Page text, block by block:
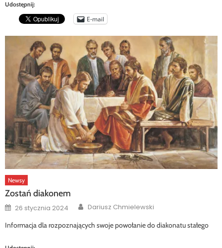
Udostępnij:
E-mail
Newsy
Zostań diakonem
Posted
on
26 stycznia 2024 Author
Dariusz Chmielewski
Informacja dla rozpoznających swoje powołanie do diakonatu stałego